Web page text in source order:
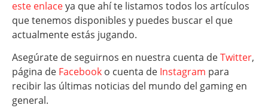
este enlaceya que ahí te listamos todos los artículos
que tenemos disponibles y puedes buscar el que
actualmente estás jugando.
Asegúrate de seguirnos en nuestra cuenta deTwitter,
página de Facebook o cuenta de Instagram para
recibir las últimas noticias del mundo del gaming en
general.